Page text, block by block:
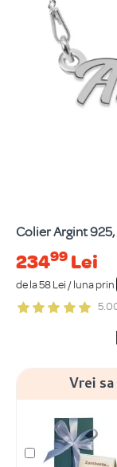
Colier Argint
23499 Lei
de la 58 Lei / luna prin
Vrei